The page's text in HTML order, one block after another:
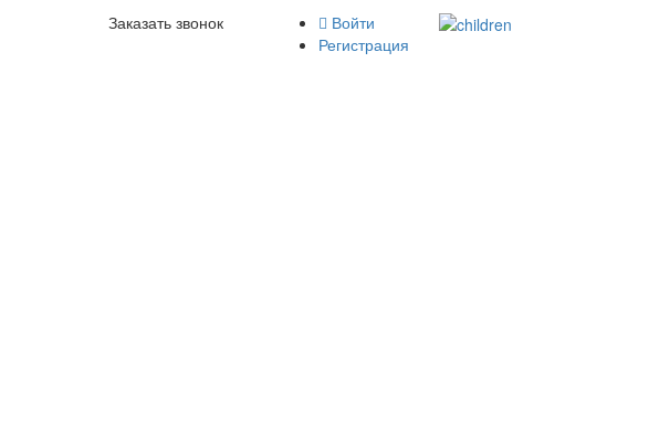
Заказать звонок
Войти
Регистрация